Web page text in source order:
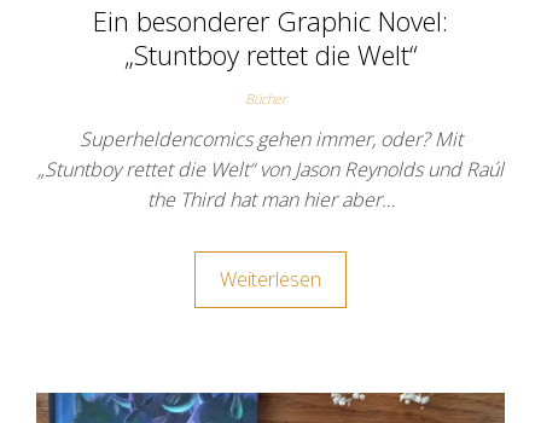
Ein besonderer Graphic Novel:
„Stuntboy rettet die Welt“
Bücher
Superheldencomics gehen immer, oder? Mit
„Stuntboy rettet die Welt“ von Jason Reynolds und Raúl
the Third hat man hier aber…
Weiterlesen